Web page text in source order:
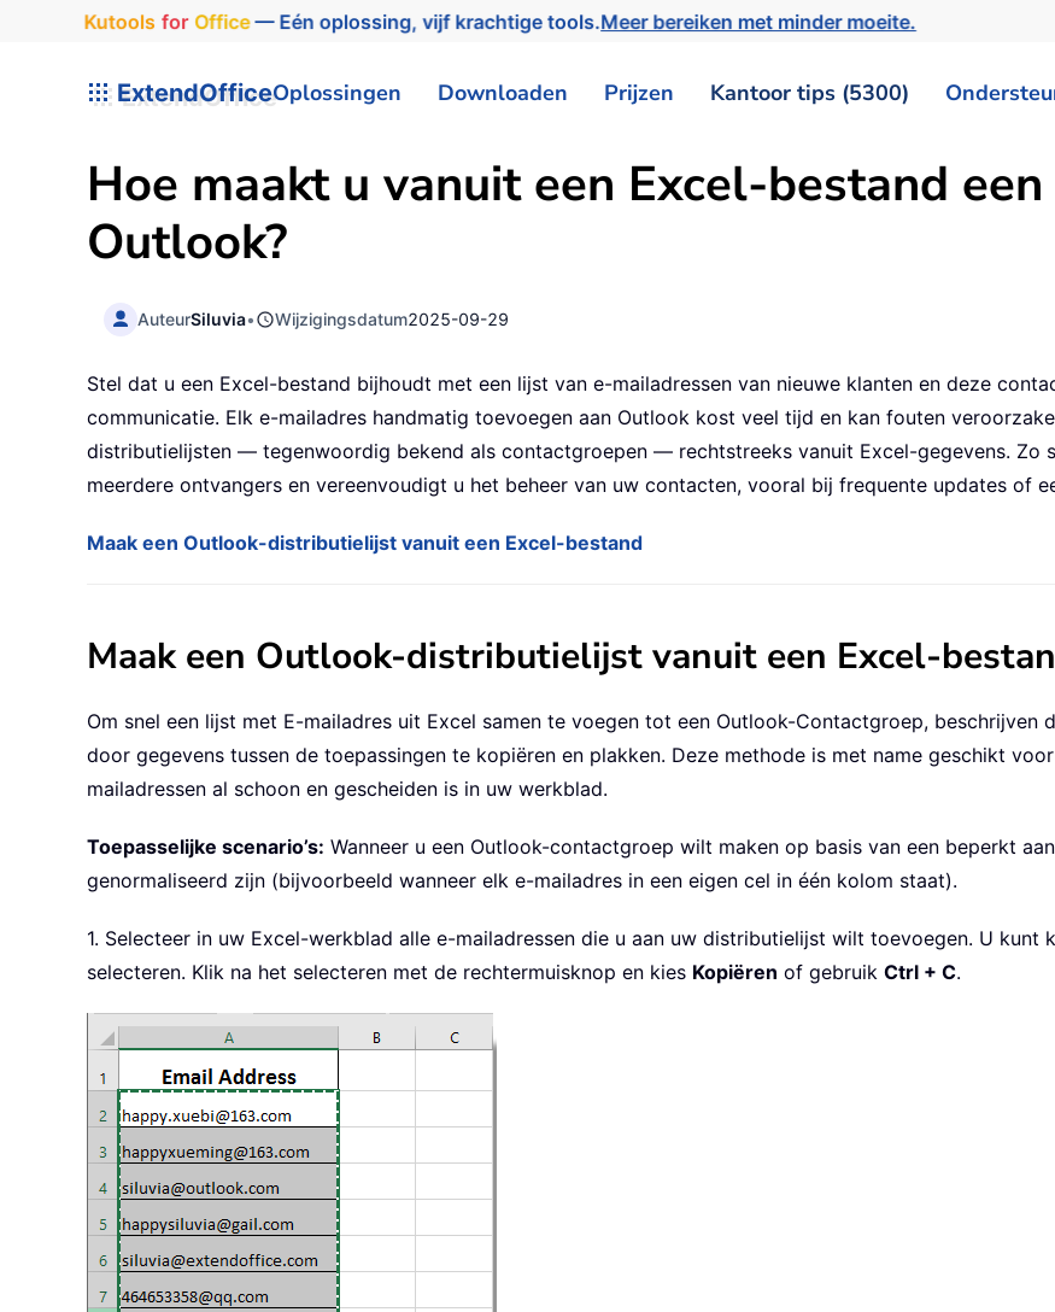
Kutools for Office— Eén oplossing, vijf krachtige tools.Meer bereiken met minder moeite.
ExtendOfficeOplossingen Downloaden Prijzen Kantoor tips (5300)
Hoe maakt u vanuit een Excel-bestand
Outlook?
AuteurSiluvia• Wijzigingsdatum2025-09-29
Stel dat u een Excel-bestand bijhoudt met een lijst van e-mailadressen van nieuwe klanten en deze
communicatie. Elk e-mailadres handmatig toevoegen aan Outlook kost veel tijd en kan fouten
distributielijsten — tegenwoordig bekend als contactgroepen — rechtstreeks vanuit Excel-gegevens. Zo
meerdere ontvangers en vereenvoudigt u het beheer van uw contacten, vooral bij frequente updates of
Maak een Outlook-distributielijst vanuit een Excel-bestand
Maak een Outlook-distributielijst vanuit een Excel-
Om snel een lijst met E-mailadres uit Excel samen te voegen tot een Outlook-Contactgroep,
door gegevens tussen de toepassingen te kopiëren en plakken. Deze methode is met name geschikt
mailadressen al schoon en gescheiden is in uw werkblad.
Toepasselijke scenario’s: Wanneer u een Outlook-contactgroep wilt maken op basis van een beperkt
genormaliseerd zijn (bijvoorbeeld wanneer elk e-mailadres in een eigen cel in één kolom staat).
1. Selecteer in uw Excel-werkblad alle e-mailadressen die u aan uw distributielijst wilt toevoegen. U kunt
selecteren. Klik na het selecteren met de rechtermuisknop en kies Kopiëren of gebruik Ctrl + C.